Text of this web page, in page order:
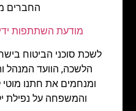
החברים
מודעת השתתפות ידיעות
לשכת סוכני הביטוח
הלשכה, הוועד המנהל
ומנחמים את חתנו מוטי
והמשפחה על נפילת